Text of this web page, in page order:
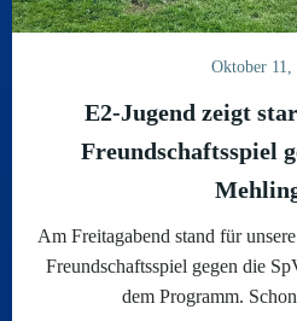
Oktober 11,
E2-Jugend zeigt
Freundschaftsspiel
Am Freitagabend stand für
Freundschaftsspiel gegen die
dem Programm.